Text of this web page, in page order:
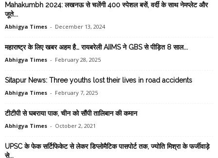
Mahakumbh 2024: लखनऊ से चलेंगी 400 स्पेशल बसें, वर्दी के साथ नेमप्लेट और
जूते...
Abhigya Times - December 13, 2024
महाराष्ट्र के लिए खबर अहम है… रायबरेली AIIMS ने GBS से पीड़ित 8 साल...
Abhigya Times - February 28, 2025
Sitapur News: Three youths lost their lives in road accidents
Abhigya Times - February 7, 2025
टीटीपी से घबराया पाक, चीन को सौंपी तालिबान की कमान
Abhigya Times - October 2, 2021
UPSC के फेक सर्टिफिकेट से लेकर डिप्लोमैटिक पासपोर्ट तक, ज्योति मिश्रा के फर्जीवाड़े
से...